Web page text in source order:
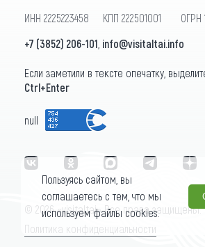
ИНН 2225223458 КПП 222501001 ОГРН
+7 (3852) 206-101 info@visitaltai.info
Если заметили в тексте опечатку,
Ctrl+Enter
null
© 2026 «visitaltai» Все права защищены.
Политика конфиденциальности
Пользуясь сайтом, вы
соглашаетесь с тем, что мы
используем файлы cookies.